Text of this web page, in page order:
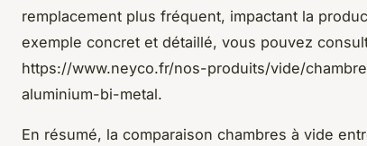
remplacement plus fréquent, impactant la
exemple concret et détaillé, vous pouvez
https://www.neyco.fr/nos-produits/vide/
aluminium-bi-metal.
En résumé, la comparaison chambres à vide